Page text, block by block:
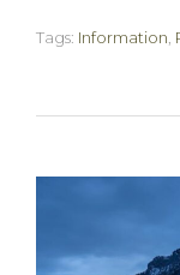
Tags: Information